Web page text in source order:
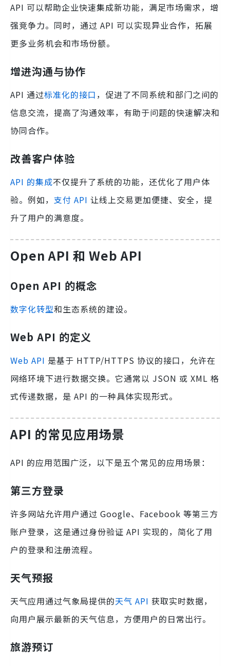
API 可以帮助企业快速集成新功能，满足市场需求，增
强竞争力。同时，通过 API 可以实现异业合作，拓展
更多业务机会和市场份额。
增进沟通与协作
API 通过标准化的接口 ，促进了不同系统和部门之间的
信息交流，提高了沟通效率，有助于问题的快速解决和
协同合作。
改善客户体验
API 的集成不仅提升了系统的功能，还优化了用户体
验。例如， 支付 API 让线上交易更加便捷、安全，提
升了用户的满意度。
Open API 和 Web API
Open API 的概念
数字化转型和生态系统的建设。
Web API 的定义
Web API 是基于 HTTP/HTTPS 协议的接口，允许在
网络环境下进行数据交换。它通常以 JSON 或 XML 格
式传递数据，是 API 的一种具体实现形式。
API 的常见应用场景
API 的应用范围广泛，以下是五个常见的应用场景：
第三方登录
许多网站允许用户通过 Google、Facebook 等第三方
账户登录，这是通过身份验证 API 实现的，简化了用
户的登录和注册流程。
天气预报
天气应用通过气象局提供的天气 API 获取实时数据，
向用户展示最新的天气信息，方便用户的日常出行。
旅游预订